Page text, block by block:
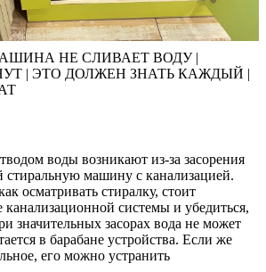
НЕ СЛИВАЕТ ВОДУ |
| ЭТО ДОЛЖЕН ЗНАТЬ КАЖДЫЙ |
воды возникают из-за засорения
машину с канализацией.
осматривать стиралку, стоит
канализационной системы и убедиться,
значительных засорах вода не может
в барабане устройства. Если же
его можно устранить